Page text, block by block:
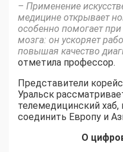
– Применение
медицине открывает
особенно помогает
мозга: он ускоряет
повышая качество
отметила профессор.
Представители
Уральск
телемедицинский
соединить Европу и
О